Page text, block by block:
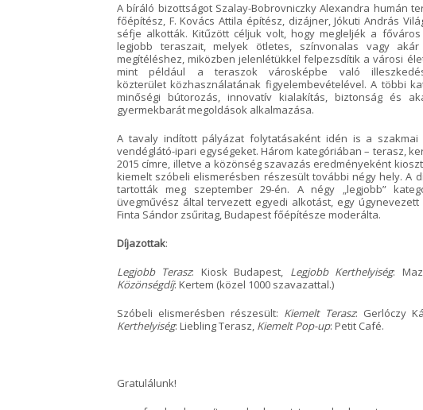
A bíráló bizottságot Szalay-Bobrovniczky Alexandra humán
főépítész, F. Kovács Attila építész, dizájner, Jókuti András
séfje alkották. Kitűzött céljuk volt, hogy megleljék a
legjobb teraszait, melyek ötletes, színvonalas vagy
megítéléshez, miközben jelenlétükkel felpezsdítik a városi
mint például a teraszok városképbe való
közterület közhasználatának figyelembevételével. A többi
minőségi bútorozás, innovatív kialakítás, biztonság és
gyermekbarát megoldások alkalmazása.
A tavaly indított pályázat folytatásaként idén is a
vendéglátó-ipari egységeket. Három kategóriában – terasz,
2015 címre, illetve a közönség szavazás eredményeként
kiemelt szóbeli elismerésben részesült további négy hely. A
tartották meg szeptember 29-én. A négy „legjobb”
üvegművész által tervezett egyedi alkotást, egy
Finta Sándor zsűritag, Budapest főépítésze moderálta.
Díjazottak:
Legjobb Terasz: Kiosk Budapest, Legjobb Kerthelyiség:
Közönségdíj: Kertem (közel 1000 szavazattal.)
Szóbeli elismerésben részesült: Kiemelt Terasz: Gerlóczy
Kerthelyiség: Liebling Terasz, Kiemelt Pop-up: Petit Café.
Gratulálunk!